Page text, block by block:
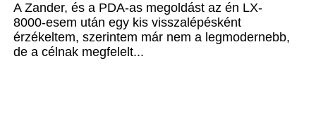
A Zander, és a PDA-as megoldást az én LX-
8000-esem után egy kis visszalépésként
érzékeltem, szerintem már nem a legmodernebb,
de a célnak megfelelt...